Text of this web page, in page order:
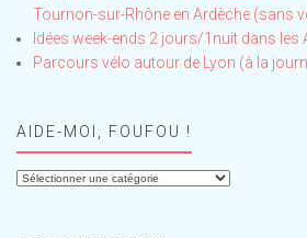
Tournon-sur-Rhône en Ardèche (sans
Idées week-ends 2 jours/1nuit dans les
Parcours vélo autour de Lyon (à la
AIDE-MOI, FOUFOU !
Aide-